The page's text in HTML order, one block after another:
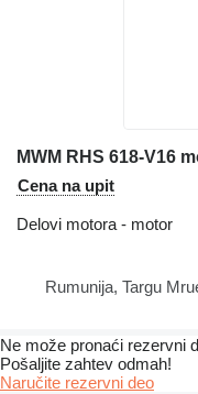
MWM RHS 618-V16
Cena na upit
Delovi motora - motor
Rumunija, Targu
Ne može pronaći rezervni
Pošaljite zahtev odmah!
Naručite rezervni dеo